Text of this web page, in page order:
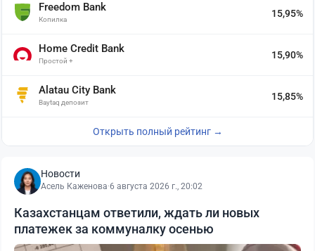
Freedom Bank
Копилка
15,95%
Home Credit Bank
Простой +
15,90%
Alatau City Bank
Baytaq депозит
15,85%
Открыть полный рейтинг →
Новости
Асель Каженова·6 августа 2026 г., 20:02
Казахстанцам ответили, ждать ли новых
платежек за коммуналку осенью